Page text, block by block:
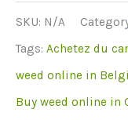
Jungle
Boys
Banana
Punch
SKU: N/A
Tags: Achetez du
weed online in
Buy weed online in